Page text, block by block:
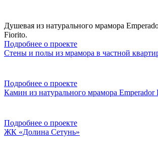
Душевая из натурального мрамора
Fiorito.
Подробнее о проекте
Стены и полы из мрамора в частной
Подробнее о проекте
Камин из натурального мрамора Emperador
Подробнее о проекте
ЖК «Долина Сетунь»